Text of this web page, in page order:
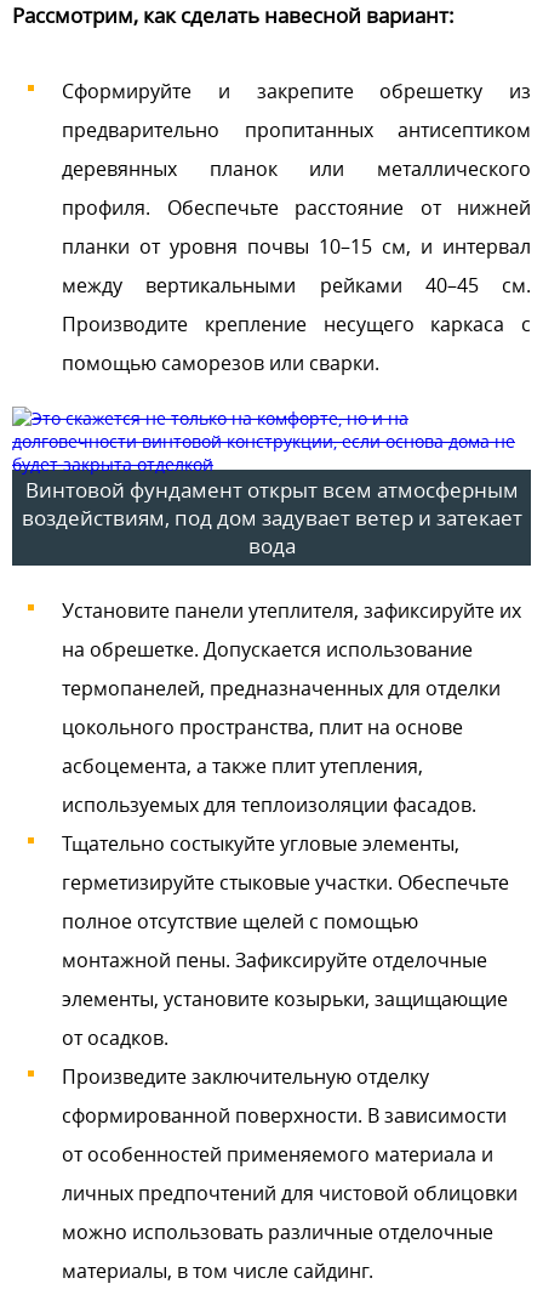
Рассмотрим, как сделать навесной вариант:
Сформируйте и закрепите обрешетку из
предварительно пропитанных антисептиком
деревянных планок или металлического
профиля. Обеспечьте расстояние от нижней
планки от уровня почвы 10–15 см, и интервал
между вертикальными рейками 40–45 см.
Производите крепление несущего каркаса с
помощью саморезов или сварки.
Винтовой фундамент открыт всем атмосферным
воздействиям, под дом задувает ветер и затекает
вода
Установите панели утеплителя, зафиксируйте их
на обрешетке. Допускается использование
термопанелей, предназначенных для отделки
цокольного пространства, плит на основе
асбоцемента, а также плит утепления,
используемых для теплоизоляции фасадов.
Тщательно состыкуйте угловые элементы,
герметизируйте стыковые участки. Обеспечьте
полное отсутствие щелей с помощью
монтажной пены. Зафиксируйте отделочные
элементы, установите козырьки, защищающие
от осадков.
Произведите заключительную отделку
сформированной поверхности. В зависимости
от особенностей применяемого материала и
личных предпочтений для чистовой облицовки
можно использовать различные отделочные
материалы, в том числе сайдинг.